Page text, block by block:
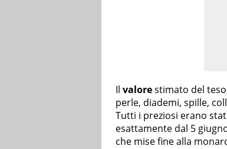
Il valorestimato del
perle, diademi, spille,
Tutti i preziosi erano
esattamente dal 5
che mise fine alla